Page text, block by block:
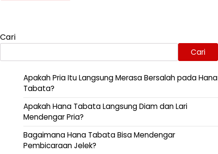
Cari
Cari
Apakah Pria Itu Langsung Merasa Bersalah pada Hana
Tabata?
Apakah Hana Tabata Langsung Diam dan Lari
Mendengar Pria?
Bagaimana Hana Tabata Bisa Mendengar
Pembicaraan Jelek?